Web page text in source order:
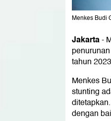
Menkes Budi
Jakarta-
tahun
Menkes
stunting
dengan